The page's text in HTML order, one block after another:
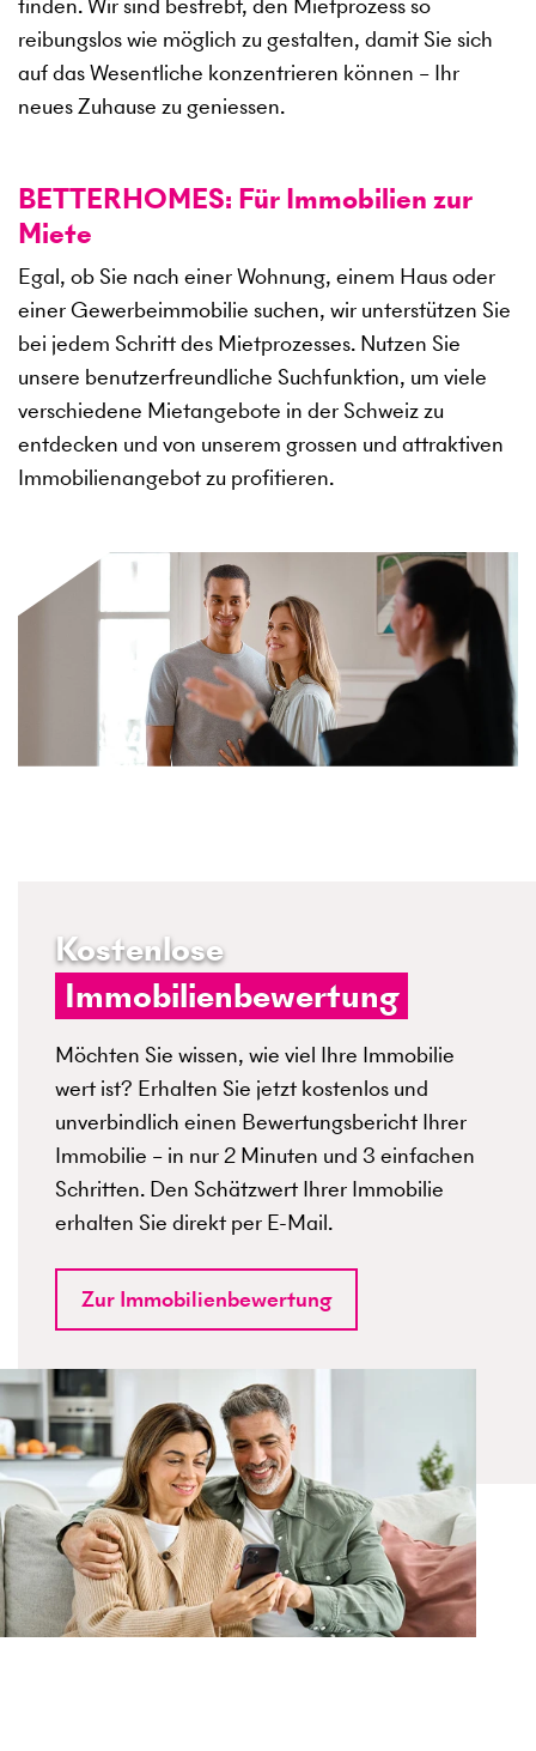
reibungslos wie möglich zu gestalten, damit Sie sich
auf das Wesentliche konzentrieren können – Ihr
neues Zuhause zu geniessen.
BETTERHOMES: Für Immobilien zur
Miete
Egal, ob Sie nach einer Wohnung, einem Haus oder
einer Gewerbeimmobilie suchen, wir unterstützen Sie
bei jedem Schritt des Mietprozesses. Nutzen Sie
unsere benutzerfreundliche Suchfunktion, um viele
verschiedene Mietangebote in der Schweiz zu
entdecken und von unserem grossen und attraktiven
Immobilienangebot zu profitieren.
Kostenlose
Immobilienbewertung
Möchten Sie wissen, wie viel Ihre Immobilie
wert ist? Erhalten Sie jetzt kostenlos und
unverbindlich einen Bewertungsbericht Ihrer
Immobilie – in nur 2 Minuten und 3 einfachen
Schritten. Den Schätzwert Ihrer Immobilie
erhalten Sie direkt per E-Mail.
Zur Immobilienbewertung